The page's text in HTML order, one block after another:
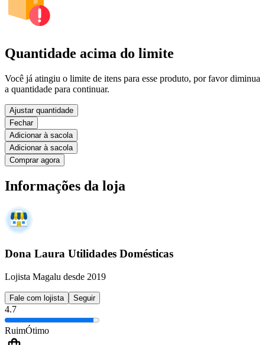
Quantidade acima do limite
Você já atingiu o limite de itens para esse produto, por favor diminua
a quantidade para continuar.
Ajustar quantidade
Fechar
Adicionar à sacola
Adicionar à sacola
Comprar agora
Informações da loja
Dona Laura Utilidades Domésticas
Lojista Magalu desde 2019
Fale com lojista Seguir
4.7
RuimÓtimo